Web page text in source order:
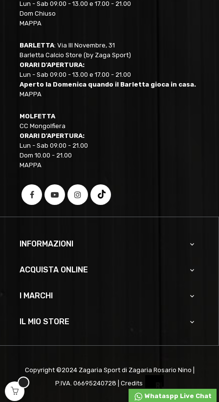
Lun - Sab 09.00 - 13.00 e 17.00 - 21.00
Dom Chiuso
MAPPA
BARLETTA: Via III Novembre, 31
Barletta Calcio Store (by Zaga Sport)
ORARI D'APERTURA:
Lun - Sab 09.00 - 13.00 e 17.00 - 21.00
Aperto la Domenica quando il Barletta gioca in casa.
MAPPA
MOLFETTA
CC Mongolfiera
ORARI D'APERTURA:
Lun - Sab 09.00 - 21.00
Dom 10.00 - 21.00
MAPPA
INFORMAZIONI 
ACQUISTA ONLINE 
I MARCHI 
IL MIO STORE 
Copyright ©2024 Zagaria Sport di Zagaria Rosario Nino |
P.IVA. 06695240728 | Credits
Whataspp Live Chat